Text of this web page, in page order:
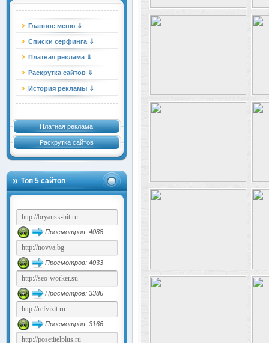
Главное меню ⇓
Списки серфинга ⇓
Платная реклама ⇓
Раскрутка сайтов ⇓
История рекламы ⇓
Платная реклама
Раскрутка сайтов
Топ 5 сайтов
Просмотров: 4088
Просмотров: 4033
Просмотров: 3386
Просмотров: 3166